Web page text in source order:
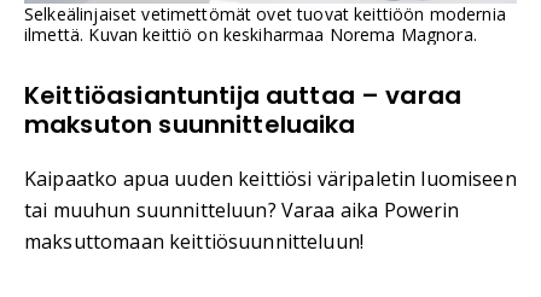
Selkeälinjaiset vetimettömät ovet tuovat keittiöön modernia
ilmettä. Kuvan keittiö on keskiharmaa Norema Magnora.
Keittiöasiantuntija auttaa – varaa
maksuton suunnitteluaika
Kaipaatko apua uuden keittiösi väripaletin luomiseen
tai muuhun suunnitteluun? Varaa aika Powerin
maksuttomaan keittiösuunnitteluun!